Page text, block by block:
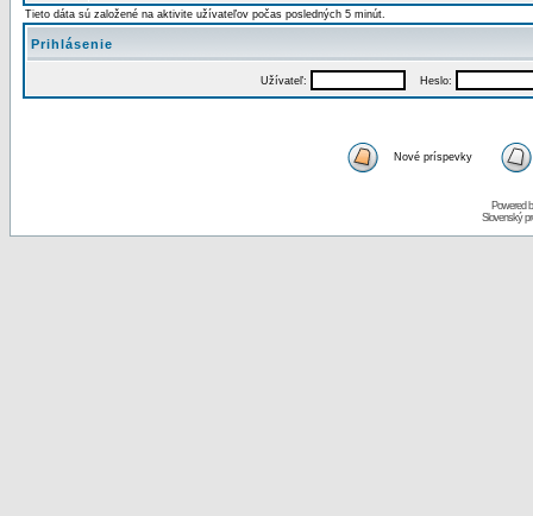
Tieto dáta sú založené na aktivite užívateľov počas posledných 5 minút.
Prihlásenie
Užívateľ: Heslo:
Nové príspevky
Powered
Slovenský